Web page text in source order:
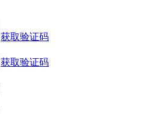
获取验证码
获取验证码